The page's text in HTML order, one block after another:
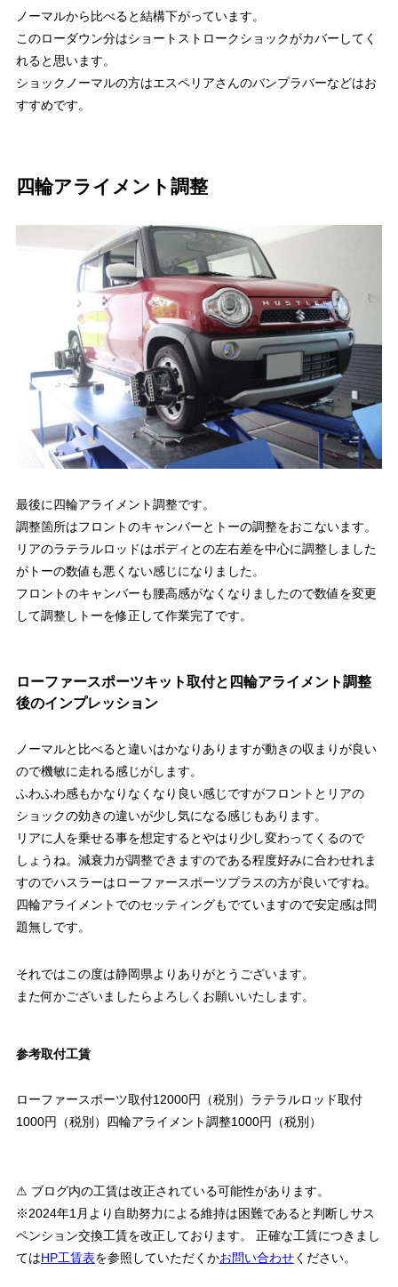
ノーマルから比べると結構下がっています。
このローダウン分はショートストロークショックがカバーしてく
れると思います。
ショックノーマルの方はエスペリアさんのバンプラバーなどはお
すすめです。
四輪アライメント調整
最後に四輪アライメント調整です。
調整箇所はフロントのキャンバーとトーの調整をおこないます。
リアのラテラルロッドはボディとの左右差を中心に調整しました
がトーの数値も悪くない感じになりました。
フロントのキャンバーも腰高感がなくなりましたので数値を変更
して調整しトーを修正して作業完了です。
ローファースポーツキット取付と四輪アライメント調整
後のインプレッション
ノーマルと比べると違いはかなりありますが動きの収まりが良い
ので機敏に走れる感じがします。
ふわふわ感もかなりなくなり良い感じですがフロントとリアの
ショックの効きの違いが少し気になる感じもあります。
リアに人を乗せる事を想定するとやはり少し変わってくるので
しょうね。減衰力が調整できますのである程度好みに合わせれま
すのでハスラーはローファースポーツプラスの方が良いですね。
四輪アライメントでのセッティングもでていますので安定感は問
題無しです。
それではこの度は静岡県よりありがとうございます。
また何かございましたらよろしくお願いいたします。
参考取付工賃
ローファースポーツ取付12000円（税別）ラテラルロッド取付
1000円（税別）四輪アライメント調整1000円（税別）
⚠ ブログ内の工賃は改正されている可能性があります。
※2024年1月より自助努力による維持は困難であると判断しサス
ペンション交換工賃を改正しております。 正確な工賃につきまし
てはHP工賃表を参照していただくかお問い合わせください。